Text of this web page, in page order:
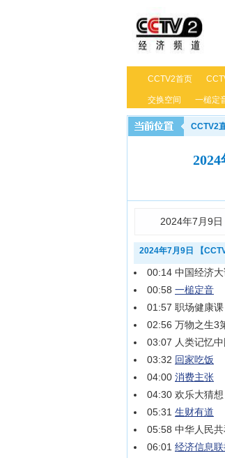
CCTV2首页
交换空间 一槌定
CCTV2
2024年7月9
2024年7月9日 【
00:14 中国经济
00:58 一槌定音
01:57 职场健康课
02:56 万物之生3
03:07 人类记忆
03:32 回家吃饭
04:00 消费主张
04:30 欢乐大猜想
05:31 生财有道
05:58 中华人民
06:01 经济信息